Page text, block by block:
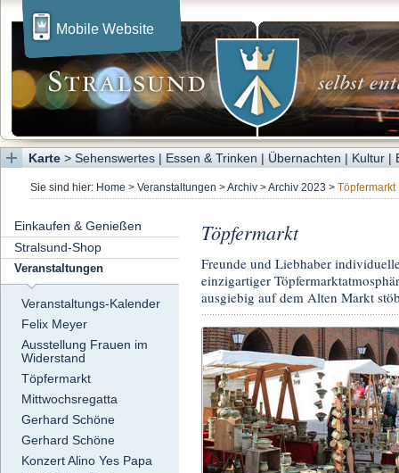
Mobile Website
Karte > Sehenswertes | Essen & Trinken | Übernachten | Kultur |
Sie sind hier: Home > Veranstaltungen >Archiv >Archiv 2023 > Töpfermarkt
Einkaufen & Genießen
Stralsund-Shop
Veranstaltungen
Veranstaltungs-Kalender
Felix Meyer
Ausstellung Frauen im
Widerstand
Töpfermarkt
Mittwochsregatta
Gerhard Schöne
Gerhard Schöne
Konzert Alino Yes Papa
Töpfermarkt
Freunde und Liebhaber
einzigartiger
ausgiebig auf dem Alten Markt